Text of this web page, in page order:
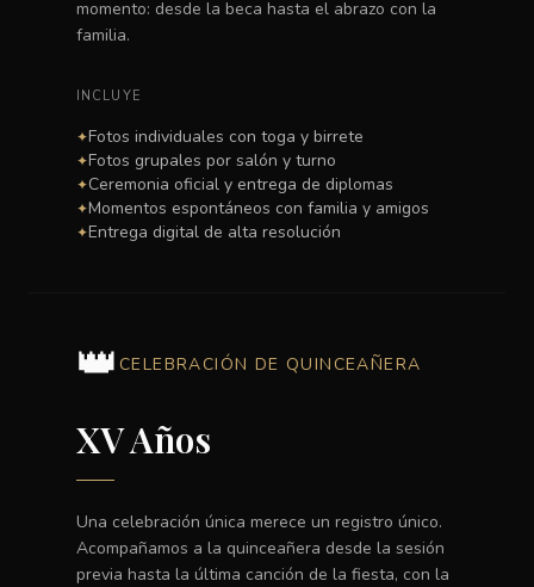
momento: desde la beca hasta el abrazo con la
familia.
INCLUYE
✦Fotos individuales con toga y birrete
✦Fotos grupales por salón y turno
✦Ceremonia oficial y entrega de diplomas
✦Momentos espontáneos con familia y amigos
✦Entrega digital de alta resolución
👑 CELEBRACIÓN DE QUINCEAÑERA
XV Años
Una celebración única merece un registro único.
Acompañamos a la quinceañera desde la sesión
previa hasta la última canción de la fiesta, con la